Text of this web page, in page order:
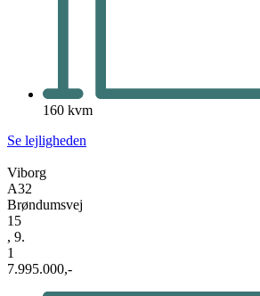
160 kvm
Se lejligheden
Viborg
A32
Brøndumsvej
15
, 9.
1
7.995.000,-